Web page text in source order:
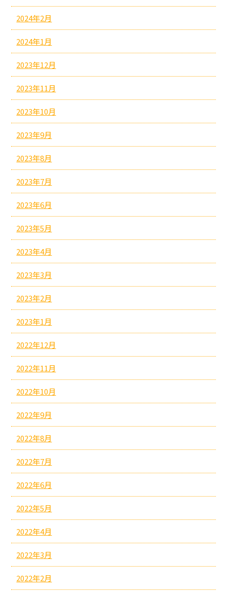
2024年2月
2024年1月
2023年12月
2023年11月
2023年10月
2023年9月
2023年8月
2023年7月
2023年6月
2023年5月
2023年4月
2023年3月
2023年2月
2023年1月
2022年12月
2022年11月
2022年10月
2022年9月
2022年8月
2022年7月
2022年6月
2022年5月
2022年4月
2022年3月
2022年2月